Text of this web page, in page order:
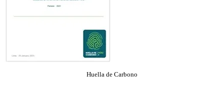
Huella de Carbono